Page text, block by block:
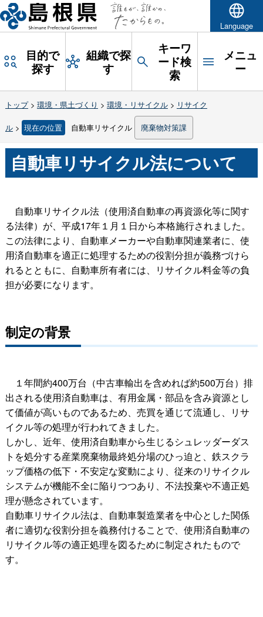
Language
目的で
探す
組織で探
す
キーワ
ード検
索
メニュ
ー
トップ> 環境・県土づくり > 環境・リサイクル> リサイク
ル> 現在の位置 自動車リサイクル 廃棄物対策課
自動車リサイクル法について
自動車リサイクル法（使用済自動車の再資源化等に関す
る法律）が、平成17年１月１日から本格施行されました。
この法律により、自動車メーカーや自動車関連業者に、使
用済自動車を適正に処理するための役割分担が義務づけら
れるとともに、自動車所有者には、リサイクル料金等の負
担が必要になります。
制定の背景
１年間約400万台（中古車輸出を含めれば約500万台）排
出される使用済自動車は、有用金属・部品を含み資源とし
て価値が高いものであるため、売買を通じて流通し、リサ
イクル等の処理が行われてきました。
しかし、近年、使用済自動車から生じるシュレッダーダス
トを処分する産業廃棄物最終処分場のひっ迫と、鉄スクラ
ップ価格の低下・不安定な変動により、従来のリサイクル
システムが機能不全に陥りつつあり、不法投棄や不適正処
理が懸念されています。
自動車リサイクル法は、自動車製造業者を中心とした関係
者に適切な役割分担を義務付けることで、使用済自動車の
リサイクル等の適正処理を図るために制定されたもので
す。